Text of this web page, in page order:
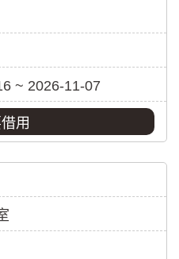
~ 2026-11-07
用